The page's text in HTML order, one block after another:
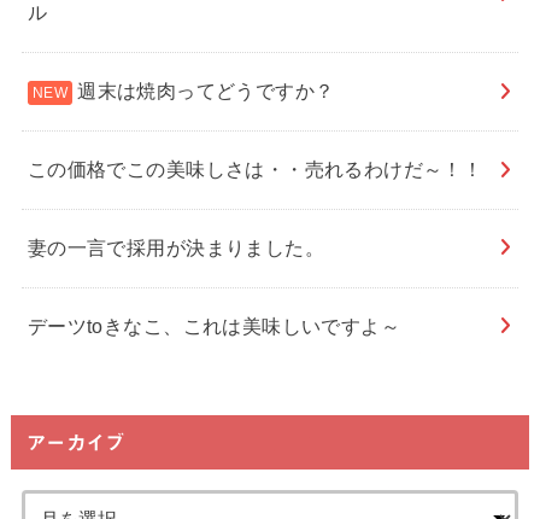
ル
週末は焼肉ってどうですか？
この価格でこの美味しさは・・売れるわけだ～！！
妻の一言で採用が決まりました。
デーツtoきなこ、これは美味しいですよ～
アーカイブ